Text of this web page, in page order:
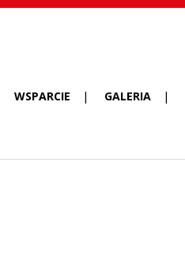
WSPARCIE GALERIA